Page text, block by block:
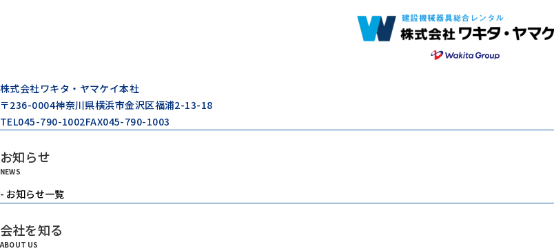
株式会社ワキタ・ヤマケイ本社
〒236-0004神奈川県横浜市金沢区福浦2-13-18
TEL045-790-1002FAX045-790-1003
お知らせ
NEWS
- お知らせ一覧
会社を知る
ABOUT US